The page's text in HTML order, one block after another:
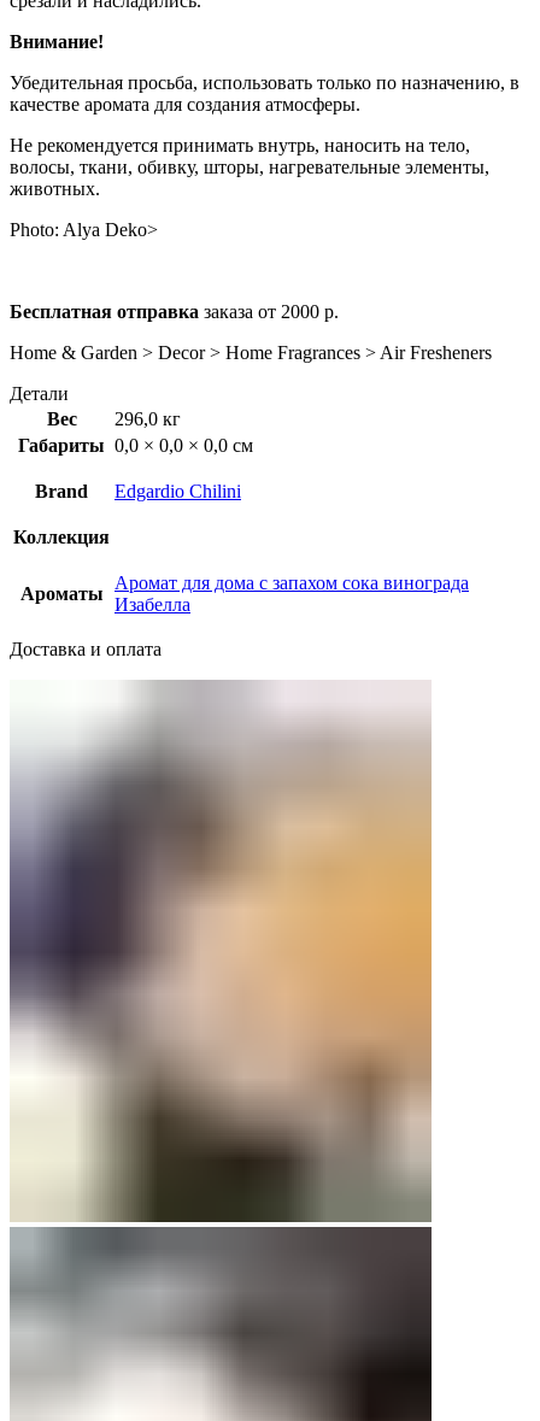
Внимание!
Убедительная просьба, использовать только по назначению, в
качестве аромата для создания атмосферы.
Не рекомендуется принимать внутрь, наносить на тело,
волосы, ткани, обивку, шторы, нагревательные элементы,
животных.
Photo: Alya Deko>
Бесплатная отправка заказа от 2000 р.
Home & Garden > Decor > Home Fragrances > Air Fresheners
Детали
Вес
296,0 кг
Габариты 0,0 × 0,0 × 0,0 см
Brand Edgardio Chilini
Коллекция
Ароматы
Аромат для дома с запахом сока винограда
Изабелла
Доставка и оплата